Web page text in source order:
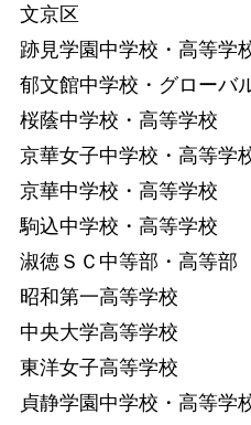
文京区
跡見学園中学校・高等学
郁文館中学校・グローバ
桜蔭中学校・高等学校
京華女子中学校・高等学
京華中学校・高等学校
駒込中学校・高等学校
淑徳ＳＣ中等部・高等部
昭和第一高等学校
中央大学高等学校
東洋女子高等学校
貞静学園中学校・高等学